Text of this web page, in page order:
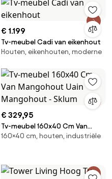
€ 1.199
Tv-meubel Cadi van eikenhout
Houten, eikenhouten, moderne
€ 329,95
Tv-meubel 160x40 Cm Van
Mangohout Uain Mangohout -
160×40 cm, houten, industriële